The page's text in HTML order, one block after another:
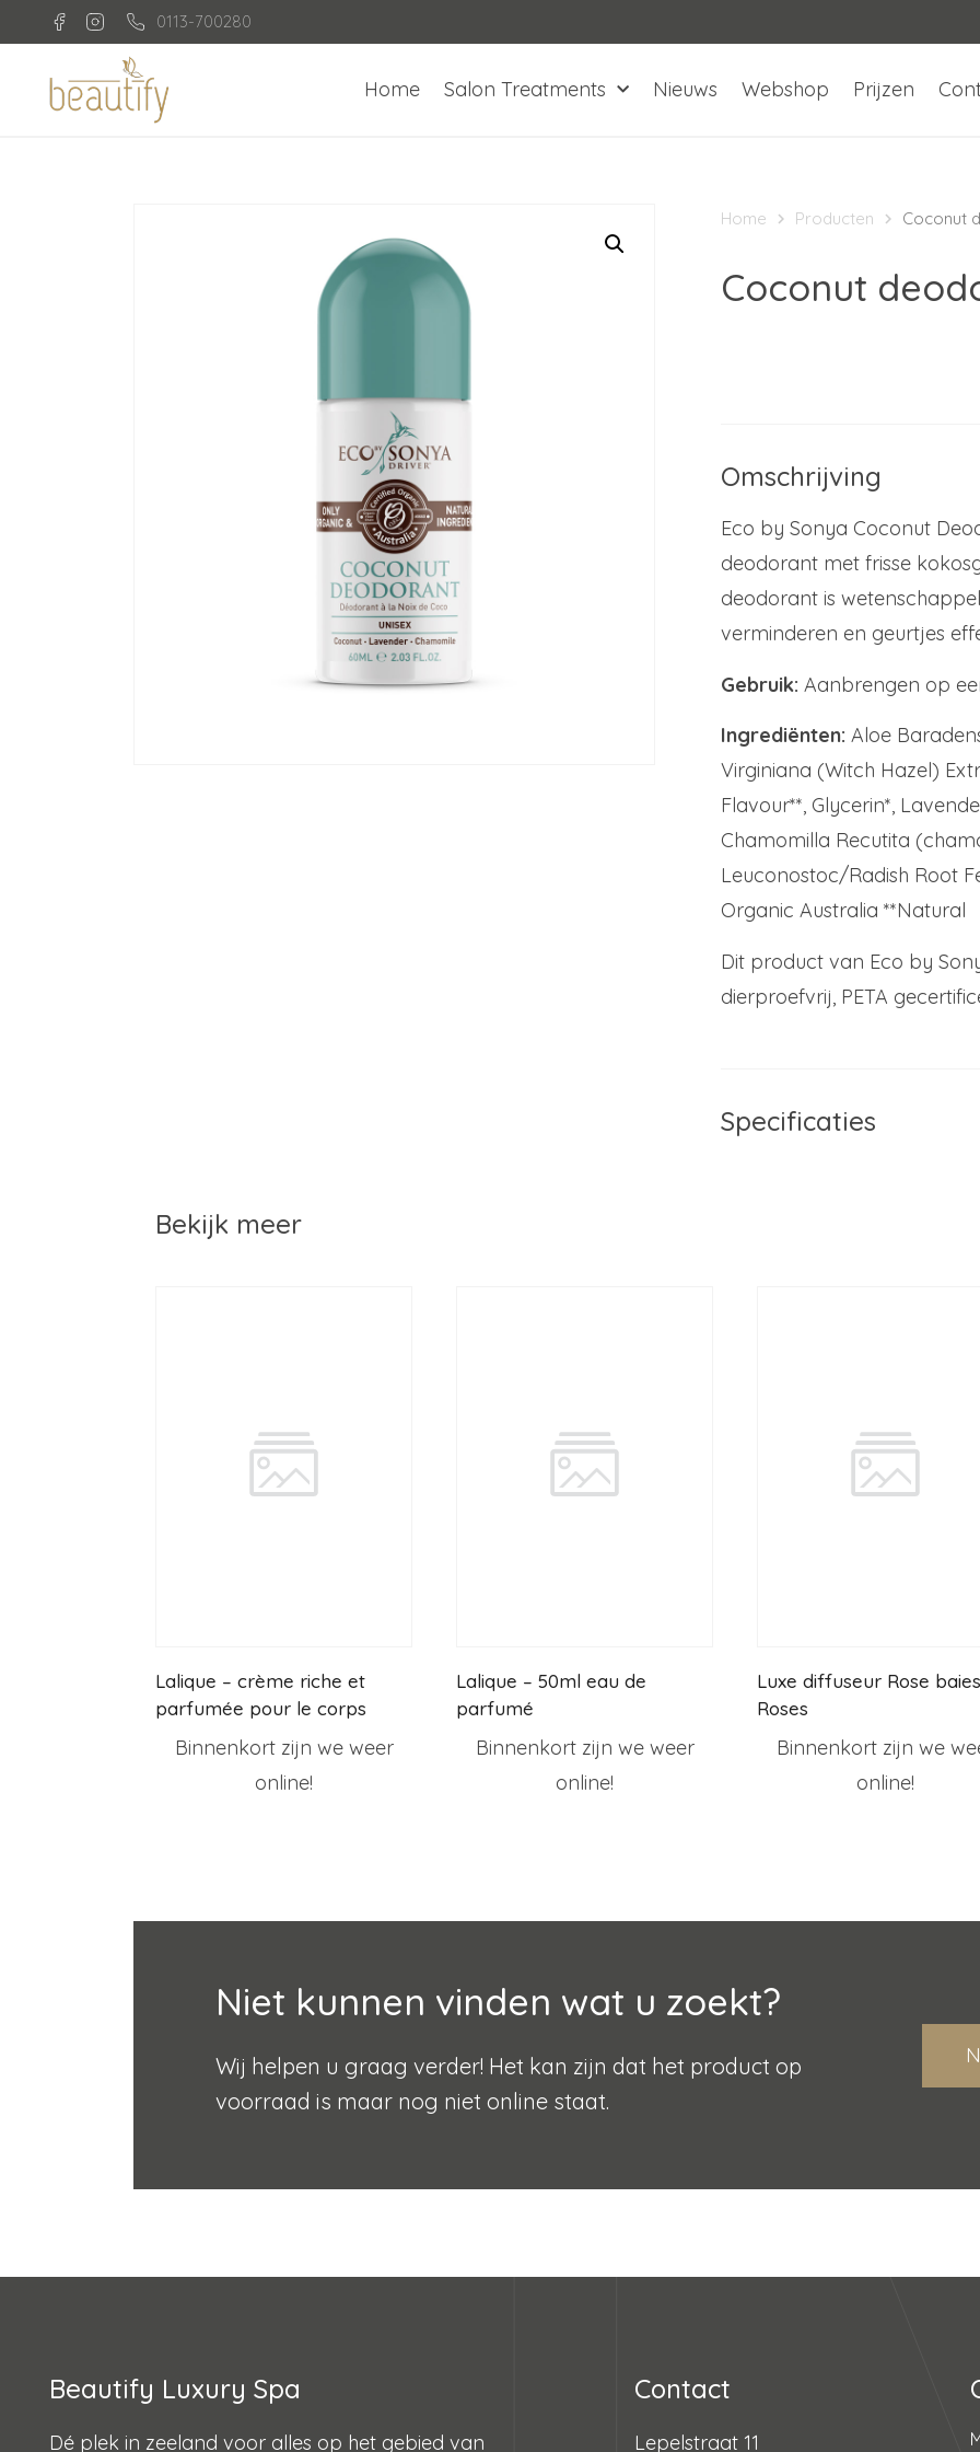
0113-700280
Home Salon Treatments Nieuws Webshop Prijzen
Home Producten Coconut
Coconut
Omschrijving
Eco by Sonya Coconut
deodorant met frisse
deodorant is
verminderen en geurtjes
Gebruik: Aanbrengen op
Ingrediënten: Aloe
Virginiana (Witch Hazel)
Flavour**, Glycerin*,
Chamomilla Recutita
Leuconostoc/Radish Root
Organic Australia **Natural
Dit product van Eco by
dierproefvrij, PETA
Specificaties
Bekijk meer
Lalique – crème riche et
parfumée pour le corps
Binnenkort zijn we weer
online!
Lalique – 50ml eau de
parfumé
Binnenkort zijn we weer
online!
Luxe diffuseur Rose baies
Roses
Binnenkort zijn we
online!
Niet kunnen vinden wat u zoekt?
Wij helpen u graag verder! Het kan zijn dat het product op
voorraad is maar nog niet online staat.
Beautify Luxury Spa
Dé plek in zeeland voor alles op het gebied van
Contact
Lepelstraat 11